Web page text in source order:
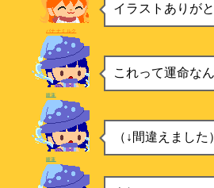
イラストありが
バナナミルク
これって運命な
睡蓮
（↓間違えまし
睡蓮